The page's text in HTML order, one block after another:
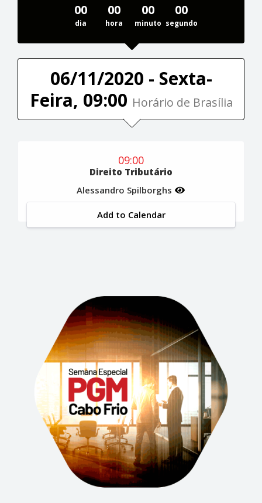
00
dia
00
hora
00
minuto
00
segundo
06/11/2020 - Sexta-
Feira, 09:00 Horário de Brasília
09:00
Direito Tributário
Alessandro Spilborghs
Add to Calendar